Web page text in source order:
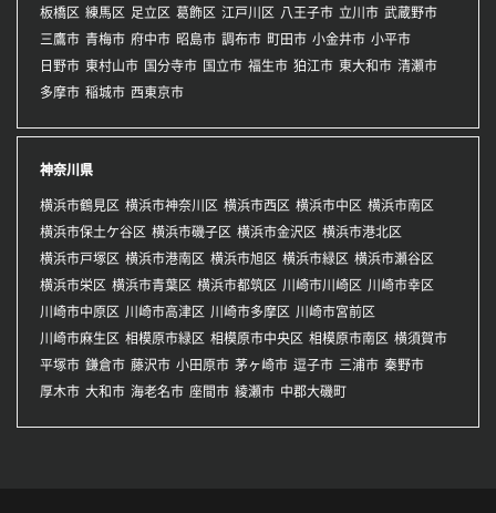
板橋区 練馬区 足立区 葛飾区 江戸川区 八王子市 立川市 武蔵野市
三鷹市 青梅市 府中市 昭島市 調布市 町田市 小金井市 小平市
日野市 東村山市 国分寺市 国立市 福生市 狛江市 東大和市 清瀬市
多摩市 稲城市 西東京市
神奈川県
横浜市鶴見区 横浜市神奈川区 横浜市西区 横浜市中区 横浜市南区
横浜市保土ケ谷区 横浜市磯子区 横浜市金沢区 横浜市港北区
横浜市戸塚区 横浜市港南区 横浜市旭区 横浜市緑区 横浜市瀬谷区
横浜市栄区 横浜市青葉区 横浜市都筑区 川崎市川崎区 川崎市幸区
川崎市中原区 川崎市高津区 川崎市多摩区 川崎市宮前区
川崎市麻生区 相模原市緑区 相模原市中央区 相模原市南区 横須賀市
平塚市 鎌倉市 藤沢市 小田原市 茅ヶ崎市 逗子市 三浦市 秦野市
厚木市 大和市 海老名市 座間市 綾瀬市 中郡大磯町